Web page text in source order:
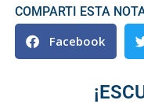
COMPARTI ESTA
Facebook